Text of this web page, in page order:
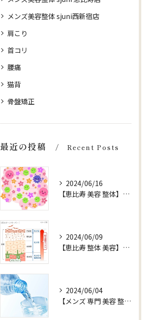
メンズ美容整体 sjuni西新宿店
肩こり
首コリ
腰痛
猫背
骨盤矯正
最近の投稿 Recent Posts
2024/06/16
【恵比寿 美容 整体】【健康 腸内環境】
2024/06/09
【恵比寿 整体 美容】お水 ターンオーバー
2024/06/04
【メンズ 専門 美容 整体 sjuni】【水以外ののみものはOK?】